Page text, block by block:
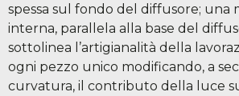
spessa sul fondo del diffusore; una
interna, parallela alla base del
sottolinea l’artigianalità della
ogni pezzo unico modificando, a
curvatura, il contributo della luce